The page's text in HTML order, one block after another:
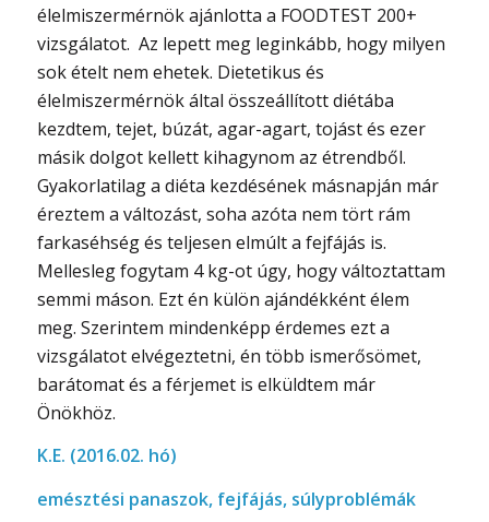
élelmiszermérnök ajánlotta a FOODTEST 200+
vizsgálatot. Az lepett meg leginkább, hogy milyen
sok ételt nem ehetek. Dietetikus és
élelmiszermérnök által összeállított diétába
kezdtem, tejet, búzát, agar-agart, tojást és ezer
másik dolgot kellett kihagynom az étrendből.
Gyakorlatilag a diéta kezdésének másnapján már
éreztem a változást, soha azóta nem tört rám
farkaséhség és teljesen elmúlt a fejfájás is.
Mellesleg fogytam 4 kg-ot úgy, hogy változtattam
semmi máson. Ezt én külön ajándékként élem
meg. Szerintem mindenképp érdemes ezt a
vizsgálatot elvégeztetni, én több ismerősömet,
barátomat és a férjemet is elküldtem már
Önökhöz.
K.E. (2016.02. hó)
emésztési panaszok, fejfájás, súlyproblémák